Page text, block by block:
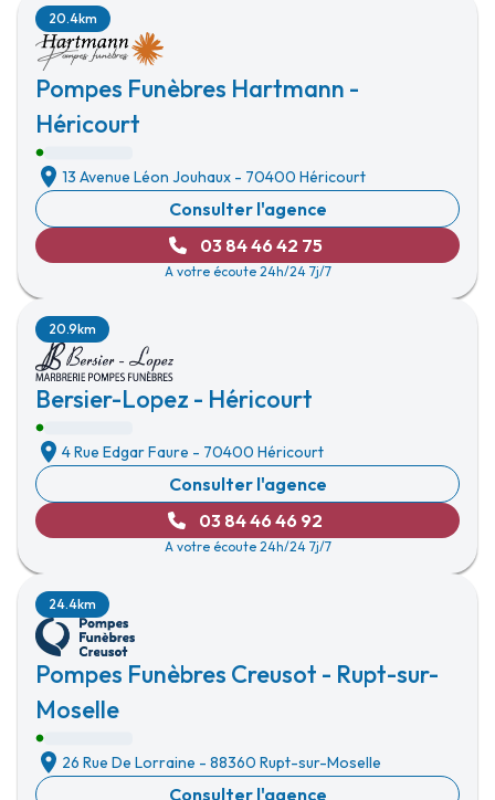
Pompes Funèbres Hartmann -
Héricourt
20.4km
13 Avenue Léon Jouhaux - 70400 Héricourt
Consulter l'agence
03 84 46 42 75
A votre écoute 24h/24 7j/7
Bersier-Lopez - Héricourt
20.9km
4 Rue Edgar Faure - 70400 Héricourt
Consulter l'agence
03 84 46 46 92
A votre écoute 24h/24 7j/7
Pompes Funèbres Creusot - Rupt-sur-
Moselle
24.4km
26 Rue De Lorraine - 88360 Rupt-sur-Moselle
Consulter l'agence